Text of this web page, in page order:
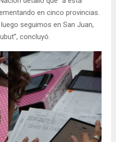
en cinco provincias.
seguimos en San Juan,
concluyó.